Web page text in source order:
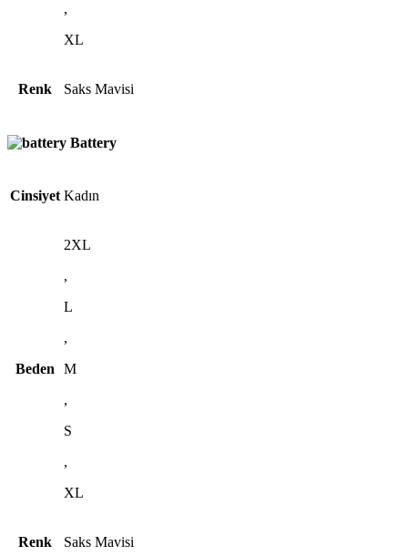
,
XL
Renk Saks Mavisi
Battery
Cinsiyet Kadın
Beden
2XL
,
L
,
M
,
S
,
XL
Renk Saks Mavisi